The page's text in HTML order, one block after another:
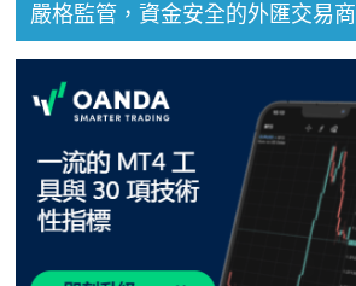
嚴格監管，資金安全的外匯交易商